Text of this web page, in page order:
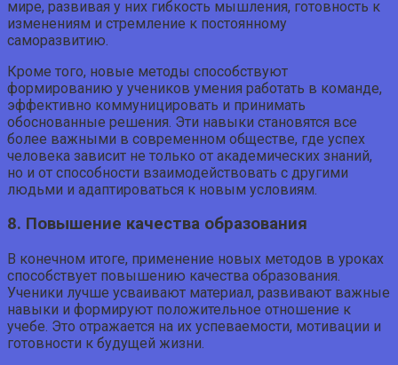
мире, развивая у них гибкость мышления, готовность к
изменениям и стремление к постоянному
саморазвитию.
Кроме того, новые методы способствуют
формированию у учеников умения работать в команде,
эффективно коммуницировать и принимать
обоснованные решения. Эти навыки становятся все
более важными в современном обществе, где успех
человека зависит не только от академических знаний,
но и от способности взаимодействовать с другими
людьми и адаптироваться к новым условиям.
8. Повышение качества образования
В конечном итоге, применение новых методов в уроках
способствует повышению качества образования.
Ученики лучше усваивают материал, развивают важные
навыки и формируют положительное отношение к
учебе. Это отражается на их успеваемости, мотивации и
готовности к будущей жизни.